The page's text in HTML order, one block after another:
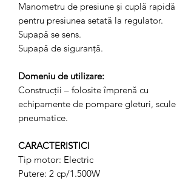
Manometru de presiune și cuplă rapidă
pentru presiunea setată la regulator.
Supapă se sens.
Supapă de siguranță.
Domeniu de utilizare:
Construcții – folosite împrenă cu
echipamente de pompare gleturi, scule
pneumatice.
CARACTERISTICI
Tip motor: Electric
Putere: 2 cp/1.500W